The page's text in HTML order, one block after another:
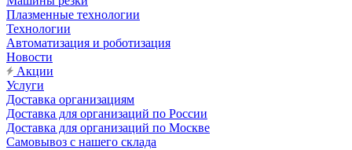
Плазменные технологии
Технологии
Автоматизация и роботизация
Новости
Акции
Услуги
Доставка организациям
Доставка для организаций по России
Доставка для организаций по Москве
Самовывоз с нашего склада